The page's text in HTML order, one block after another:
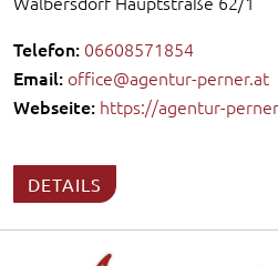
Telefon: 06608571854
Email: office@agentur-perner.at
Webseite: https://agentur-
DETAILS